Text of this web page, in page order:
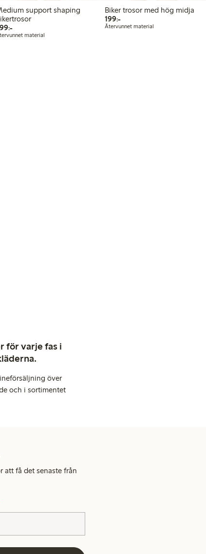
support shaping
299,00 kr
material
Biker trosor med hög midja
199:-199,00 kr
Återvunnet material
för varje fas i
över
och i sortimentet
att få det senaste från